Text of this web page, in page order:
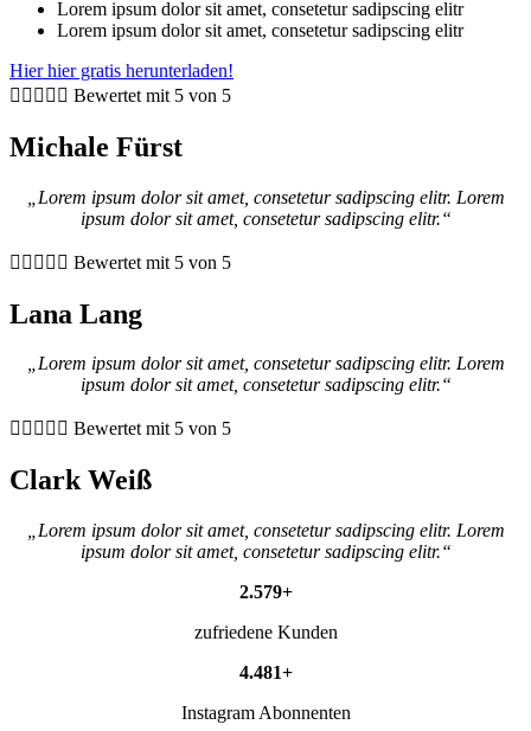
Lorem ipsum dolor sit amet, consetetur sadipscing elitr
Lorem ipsum dolor sit amet, consetetur sadipscing elitr
Hier hier gratis herunterladen!
     Bewertet mit 5 von 5
Michale Fürst
„Lorem ipsum dolor sit amet, consetetur sadipscing elitr. Lorem
ipsum dolor sit amet, consetetur sadipscing elitr.“
     Bewertet mit 5 von 5
Lana Lang
„Lorem ipsum dolor sit amet, consetetur sadipscing elitr. Lorem
ipsum dolor sit amet, consetetur sadipscing elitr.“
     Bewertet mit 5 von 5
Clark Weiß
„Lorem ipsum dolor sit amet, consetetur sadipscing elitr. Lorem
ipsum dolor sit amet, consetetur sadipscing elitr.“
2.579+
zufriedene Kunden
4.481+
Instagram Abonnenten